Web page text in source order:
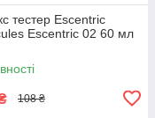
тестер Escentric
Escentric 02 60 мл
108 ₴